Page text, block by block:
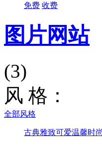
免费 收费
图片网站
(3)
风 格：
全部风格
古典雅致可爱温馨时